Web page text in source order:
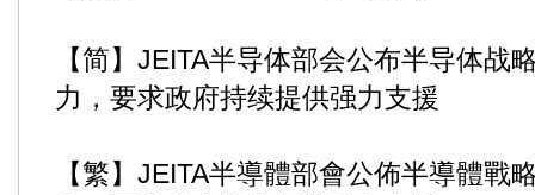
【简】JEITA半导体部会公布半导体战
力，要求政府持续提供强力支援
【繁】JEITA半導體部會公佈半導體戰